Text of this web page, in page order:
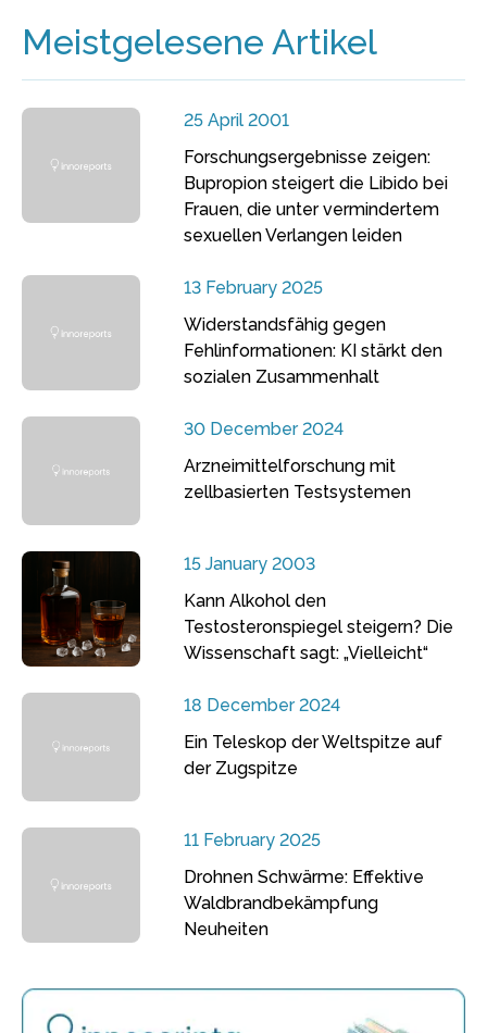
Meistgelesene Artikel
25 April 2001
Forschungsergebnisse zeigen:
Bupropion steigert die Libido bei
Frauen, die unter vermindertem
sexuellen Verlangen leiden
13 February 2025
Widerstandsfähig gegen
Fehlinformationen: KI stärkt den
sozialen Zusammenhalt
30 December 2024
Arzneimittelforschung mit
zellbasierten Testsystemen
15 January 2003
Kann Alkohol den
Testosteronspiegel steigern? Die
Wissenschaft sagt: „Vielleicht“
18 December 2024
Ein Teleskop der Weltspitze auf
der Zugspitze
11 February 2025
Drohnen Schwärme: Effektive
Waldbrandbekämpfung
Neuheiten